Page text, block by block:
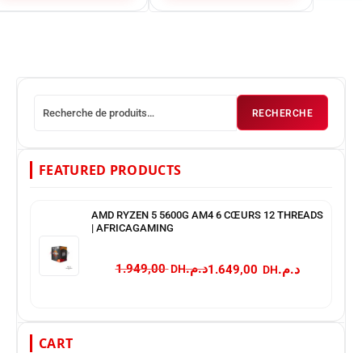
RECHERCHE
FEATURED PRODUCTS
AMD RYZEN 5 5600G AM4 6 CŒURS 12 THREADS
| AFRICAGAMING
د.م. 1.949,00 د.م.
CART